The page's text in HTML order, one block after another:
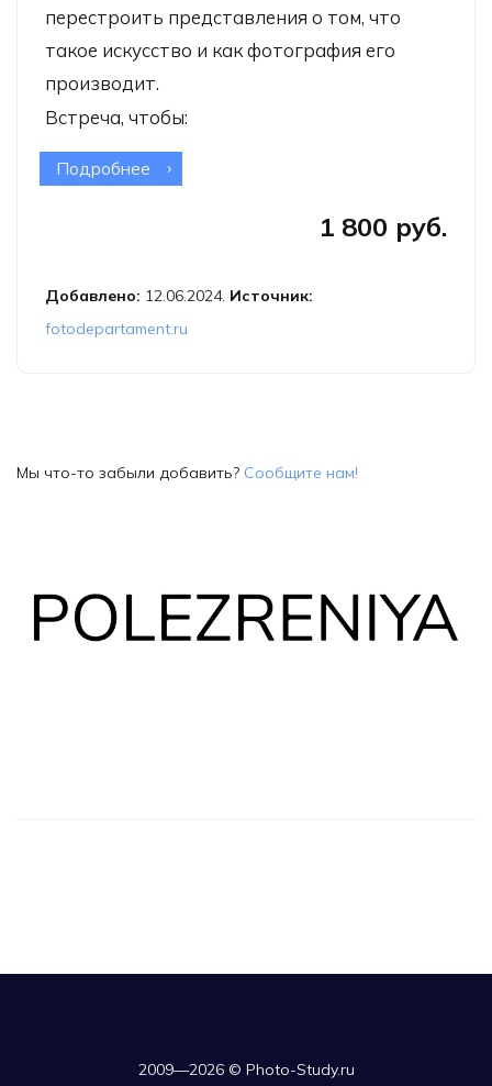
перестроить представления о том, что
такое искусство и как фотография его
производит.
Встреча, чтобы:
Подробнее о Медиация в ФотоДепартаменте
фотографии?». ОНЛАЙН1 800 руб.
Добавлено: 12.06.2024. Источник:
fotodepartament.ru
Мы что-то забыли добавить? Сообщите нам!
2009—2026 © Photo-Study.ru